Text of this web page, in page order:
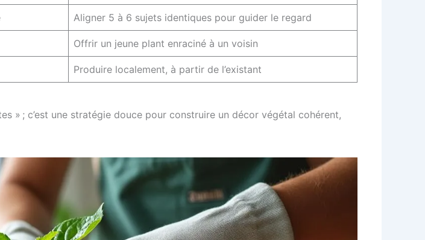
Aligner 5 à 6 sujets identiques pour guider le regard
Offrir un jeune plant enraciné à un voisin
Produire localement, à partir de l’existant
» ; c’est une stratégie douce pour construire un décor végétal cohérent,